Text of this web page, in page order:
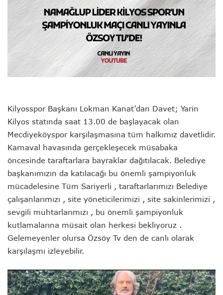
Kilyosspor Başkanı Lokman Kanat’dan Davet; Yarin
Kilyos statında saat 13.00 de başlayacak olan
Mecdiyeköyspor karşılaşmasına tüm halkımız davetlidir.
Karnaval havasında gerçekleşecek müsabaka
öncesinde taraftarlara bayraklar dağıtılacak. Belediye
başkanımızın da katılacağı bu önemli şampiyonluk
mücadelesine Tüm Sariyerli , taraftarlarımızı Belediye
çalışanlarımızı , site yöneticilerimizi , site sakinlerimizi ,
sevgili muhtarlarımızı , bu önemli şampiyonluk
kutlamalarına müsait olan herkesi bekliyoruz .
Gelemeyenler olursa Özsöy Tv den de canlı olarak
karşılaşmı izleyebilir.
Video
oynatıcı